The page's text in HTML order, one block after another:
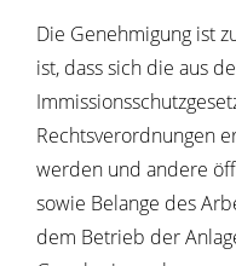
Die Genehmigung ist
ist, dass sich die aus
Rechtsverordnungen
werden und andere
sowie Belange des
dem Betrieb der